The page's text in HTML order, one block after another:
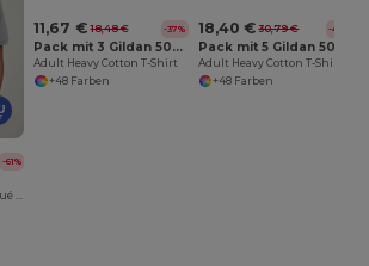
-61%
Herren Klassisches Piqué Polohemd aus Ringspun Baumwolle
11,67 € 18,48 € -37%
Pack mit 3 Gildan 5000
Adult Heavy Cotton T-Shirt
+48 Farben
18,40 € 30,79 € -40%
Adult Heavy Cotton T-Shirt
+48 Farben